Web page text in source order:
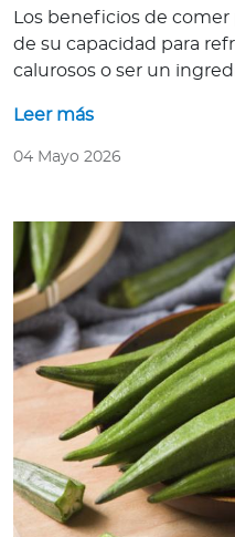
Los beneficios de
de su capacidad para
calurosos o ser un
Leer más
04 Mayo 2026